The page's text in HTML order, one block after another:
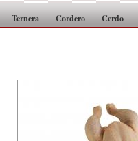
Ternera Cordero Cerdo